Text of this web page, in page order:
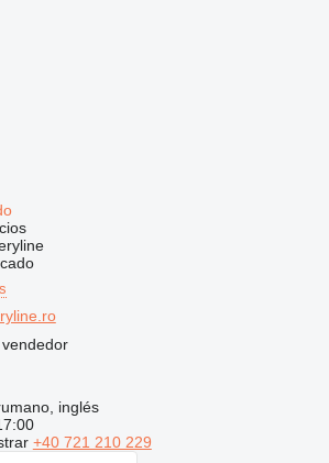
inglés
+40 721 210 229